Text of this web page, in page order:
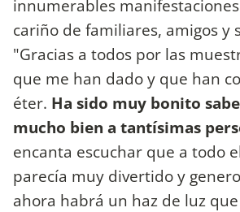
innumerables
cariño de familiares, amigos y
"Gracias a todos por las
que me han dado y que han
éter. Ha sido muy bonito
mucho bien a tantísimas
encanta escuchar que a todo
parecía muy divertido y
ahora habrá un haz de luz